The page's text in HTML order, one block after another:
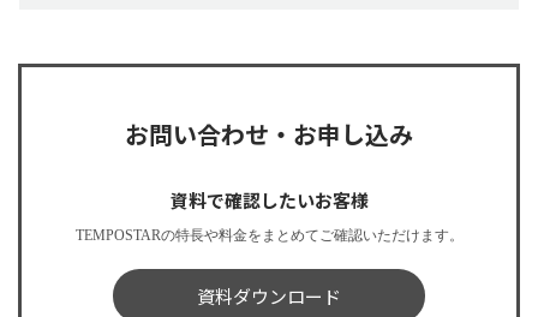
お問い合わせ・お申し込み
資料で確認したいお客様
TEMPOSTARの特長や料金をまとめてご確認いただけます。
資料ダウンロード